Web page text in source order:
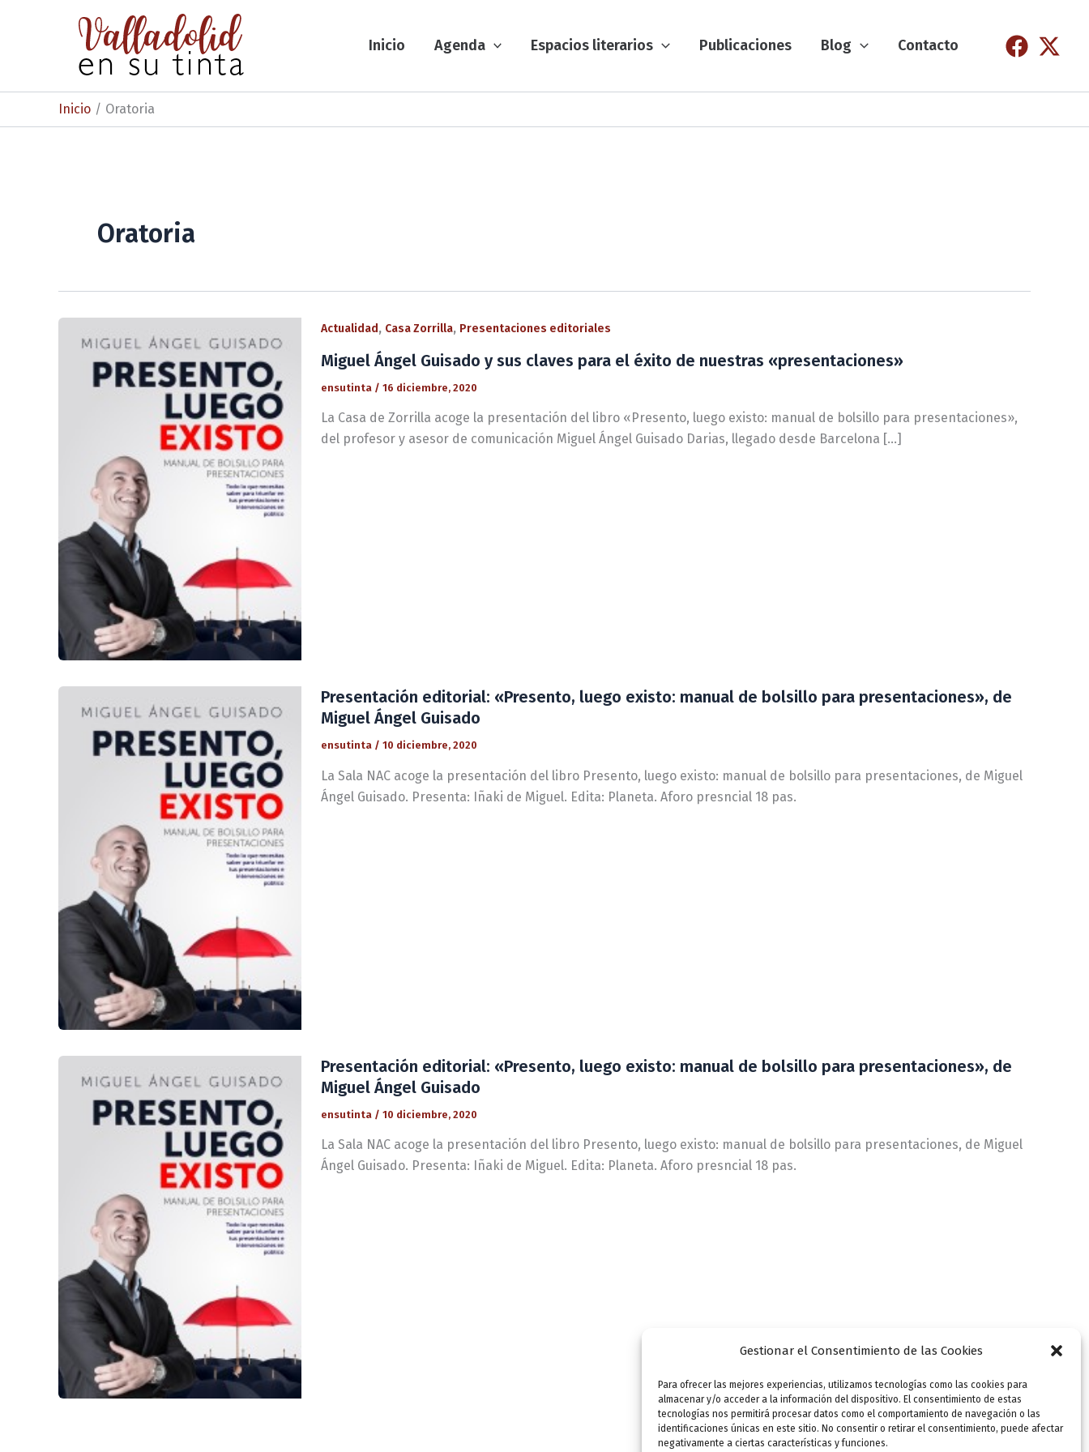
Gestionar el Consentimiento de las Cookies
Para ofrecer las mejores experiencias, utilizamos tecnologías como las cookies para
almacenar y/o acceder a la información del dispositivo. El consentimiento de estas
tecnologías nos permitirá procesar datos como el comportamiento de navegación o las
identificaciones únicas en este sitio. No consentir o retirar el consentimiento, puede afectar
negativamente a ciertas características y funciones.
Inicio Agenda Espacios literarios Publicaciones Blog Contacto
Inicio Oratoria
Oratoria
Actualidad, Casa Zorrilla, Presentaciones editoriales
Miguel Ángel Guisado y sus claves para el éxito de nuestras «presentaciones»
ensutinta / 16 diciembre, 2020
La Casa de Zorrilla acoge la presentación del libro «Presento, luego existo: manual de bolsillo para presentaciones»,
del profesor y asesor de comunicación Miguel Ángel Guisado Darias, llegado desde Barcelona […]
Presentación editorial: «Presento, luego existo: manual de bolsillo para presentaciones», de
Miguel Ángel Guisado
ensutinta / 10 diciembre, 2020
La Sala NAC acoge la presentación del libro Presento, luego existo: manual de bolsillo para presentaciones, de Miguel
Ángel Guisado. Presenta: Iñaki de Miguel. Edita: Planeta. Aforo presncial 18 pas.
Presentación editorial: «Presento, luego existo: manual de bolsillo para presentaciones», de
Miguel Ángel Guisado
ensutinta / 10 diciembre, 2020
La Sala NAC acoge la presentación del libro Presento, luego existo: manual de bolsillo para presentaciones, de Miguel
Ángel Guisado. Presenta: Iñaki de Miguel. Edita: Planeta. Aforo presncial 18 pas.